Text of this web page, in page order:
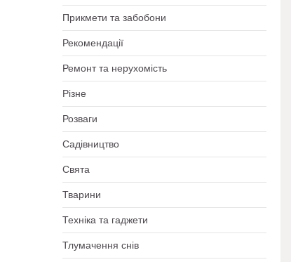
Прикмети та забобони
Рекомендації
Ремонт та нерухомість
Різне
Розваги
Садівництво
Свята
Тварини
Техніка та гаджети
Тлумачення снів